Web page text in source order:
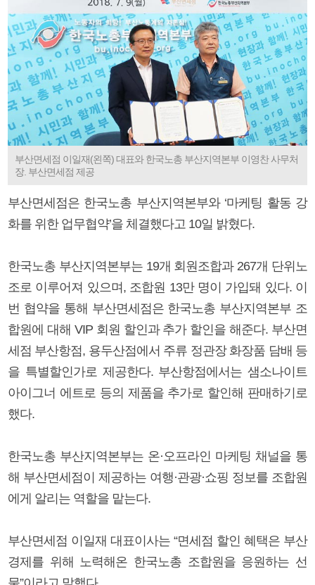
부산면세점 이일재(왼쪽) 대표와 한국노총 부산지역본부 이영찬 사무처
장. 부산면세점 제공
부산면세점은 한국노총 부산지역본부와 ‘마케팅 활동 강
화를 위한 업무협약’을 체결했다고 10일 밝혔다.
한국노총 부산지역본부는 19개 회원조합과 267개 단위노
조로 이루어져 있으며, 조합원 13만 명이 가입돼 있다. 이
번 협약을 통해 부산면세점은 한국노총 부산지역본부 조
합원에 대해 VIP 회원 할인과 추가 할인을 해준다. 부산면
세점 부산항점, 용두산점에서 주류 정관장 화장품 담배 등
을 특별할인가로 제공한다. 부산항점에서는 샘소나이트
아이그너 에트로 등의 제품을 추가로 할인해 판매하기로
했다.
한국노총 부산지역본부는 온·오프라인 마케팅 채널을 통
해 부산면세점이 제공하는 여행·관광·쇼핑 정보를 조합원
에게 알리는 역할을 맡는다.
부산면세점 이일재 대표이사는 “면세점 할인 혜택은 부산
경제를 위해 노력해온 한국노총 조합원을 응원하는 선